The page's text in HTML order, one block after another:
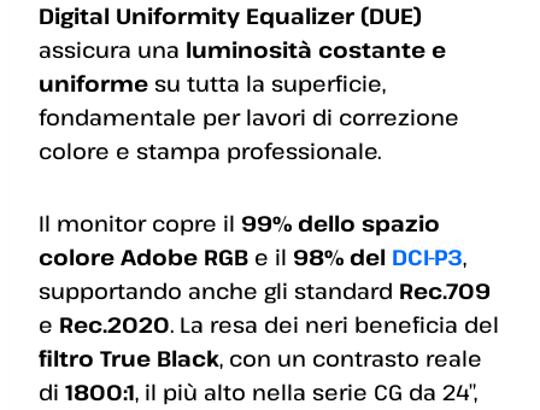
Digital Uniformity Equalizer (DUE)
assicura una luminosità costante e
uniforme su tutta la superficie,
fondamentale per lavori di correzione
colore e stampa professionale.
Il monitor copre il 99% dello spazio
colore Adobe RGB e il 98% del DCI-P3,
supportando anche gli standard Rec.709
e Rec.2020. La resa dei neri beneficia del
filtro True Black, con un contrasto reale
di 1800:1, il più alto nella serie CG da 24″,